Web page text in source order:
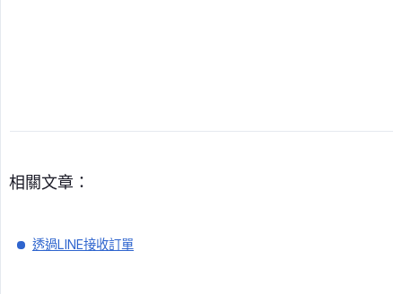
相關文章：
透過LINE接收訂單